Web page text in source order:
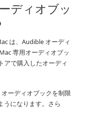
ディオブッ
は、Audible オーディ
専用オーディオブッ
アで購入したオーディ
ーディオブックを制限
うになります。さら